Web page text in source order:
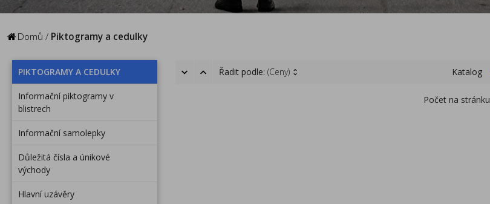
Domů / Piktogramy a cedulky
PIKTOGRAMY A CEDULKY
Informační piktogramy v
blistrech
Informační samolepky
Důležitá čísla a únikové
východy
Hlavní uzávěry
Řadit podle: (Ceny) Katalog
Počet na stránku